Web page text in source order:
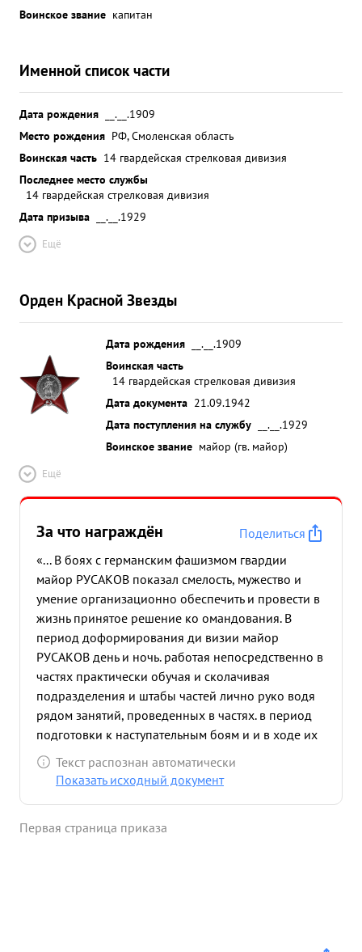
Воинское звание капитан
Именной список части
Дата рождения
__.__.1909
Место рождения РФ, Смоленская область
Воинская часть 14 гвардейская стрелковая дивизия
Последнее место службы
14 гвардейская стрелковая дивизия
Дата призыва
__.__.1929
Ещё
Орден Красной Звезды
Дата рождения
__.__.1909
Воинская часть
14 гвардейская стрелковая дивизия
Дата документа 21.09.1942
Дата поступления на службу
__.__.1929
Воинское звание майор (гв. майор)
Ещё
За что награждён
Поделиться
«... В боях с германским фашизмом гвардии
майор РУСАКОВ показал смелость, мужество и
умение организационно обеспечить и провести в
жизнь принятое решение ко омандования. В
период доформирования ди визии майор
РУСАКОВ день и ночь. работая непосредственно в
частях практически обучая и сколачивая
подразделения и штабы частей лично руко водя
рядом занятий, проведенных в частях. в период
подготовки к наступательным боям и и в ходе их
майор РУСАКОВ, работая начальником
оперативного отделения правильно организовал
командования и своевременно доводит их до
решения. Благодаря умелой организации работыв
Текст распознан автоматически
Показать исходный документ
Первая страница приказа